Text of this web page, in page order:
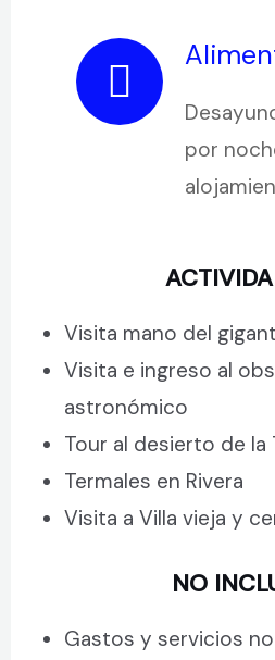
por
Visita mano del
Visita e ingreso al
astronómico
Tour al desierto de la
Termales en Rivera
Visita a Villa vieja y
NO
Gastos y servicios